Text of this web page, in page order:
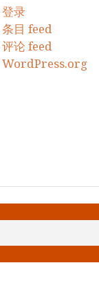
登录
条目 feed
评论 feed
WordPress.org